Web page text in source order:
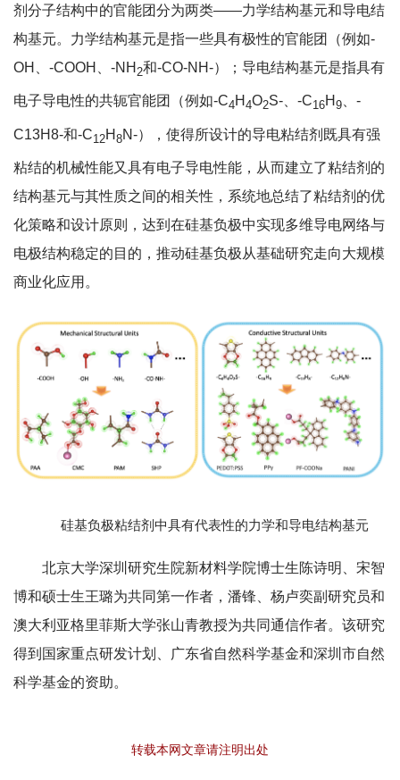
剂分子结构中的官能团分为两类——力学结构基元和导电结
构基元。力学结构基元是指一些具有极性的官能团（例如-
OH、-COOH、-NH 2和-CO-NH-）；导电结构基元是指具有
电子导电性的共轭官能团（例如-C4H 4O2S-、-C16H 9、-
C13H8-和-C12H 8N-），使得所设计的导电粘结剂既具有强
粘结的机械性能又具有电子导电性能，从而建立了粘结剂的
结构基元与其性质之间的相关性，系统地总结了粘结剂的优
化策略和设计原则，达到在硅基负极中实现多维导电网络与
电极结构稳定的目的，推动硅基负极从基础研究走向大规模
商业化应用。
硅基负极粘结剂中具有代表性的力学和导电结构基元
北京大学深圳研究生院新材料学院博士生陈诗明、宋智
博和硕士生王璐为共同第一作者，潘锋、杨卢奕副研究员和
澳大利亚格里菲斯大学张山青教授为共同通信作者。该研究
得到国家重点研发计划、广东省自然科学基金和深圳市自然
科学基金的资助。
转载本网文章请注明出处